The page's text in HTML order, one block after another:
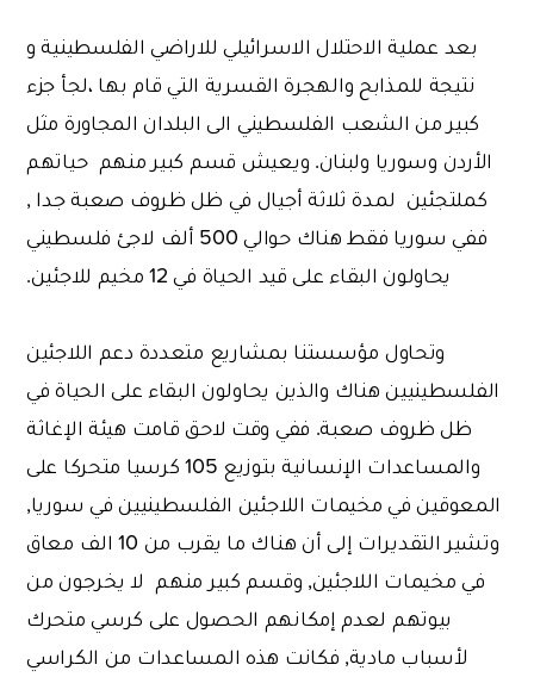
بعد عملية الاحتلال الاسرائيلي للاراضي الفلسطينية و
نتيجة للمذابح والهجرة القسرية التي قام بها ،لجأ جزء
كبير من الشعب الفلسطيني الى البلدان المجاورة مثل
الأردن وسوريا ولبنان. ويعيش قسم كبير منهم حياتهم
كملتجئين لمدة ثلاثة أجيال في ظل ظروف صعبة جدا ,
ففي سوريا فقط هناك حوالي 500 ألف لاجئ فلسطيني
يحاولون البقاء على قيد الحياة في 12 مخيم للاجئين.
وتحاول مؤسستنا بمشاريع متعددة دعم اللاجئين
الفلسطينيين هناك والذين يحاولون البقاء على الحياة في
ظل ظروف صعبة. ففي وقت لاحق قامت هيئة الإغاثة
والمساعدات الإنسانية بتوزيع 105 كرسيا متحركا على
المعوقين في مخيمات اللاجئين الفلسطينيين في سوريا,
وتشير التقديرات إلى أن هناك ما يقرب من 10 الف معاق
في مخيمات اللاجئين, وقسم كبير منهم لا يخرجون من
بيوتهم لعدم إمكانهم الحصول على كرسي متحرك
لأسباب مادية, فكانت هذه المساعدات من الكراسي